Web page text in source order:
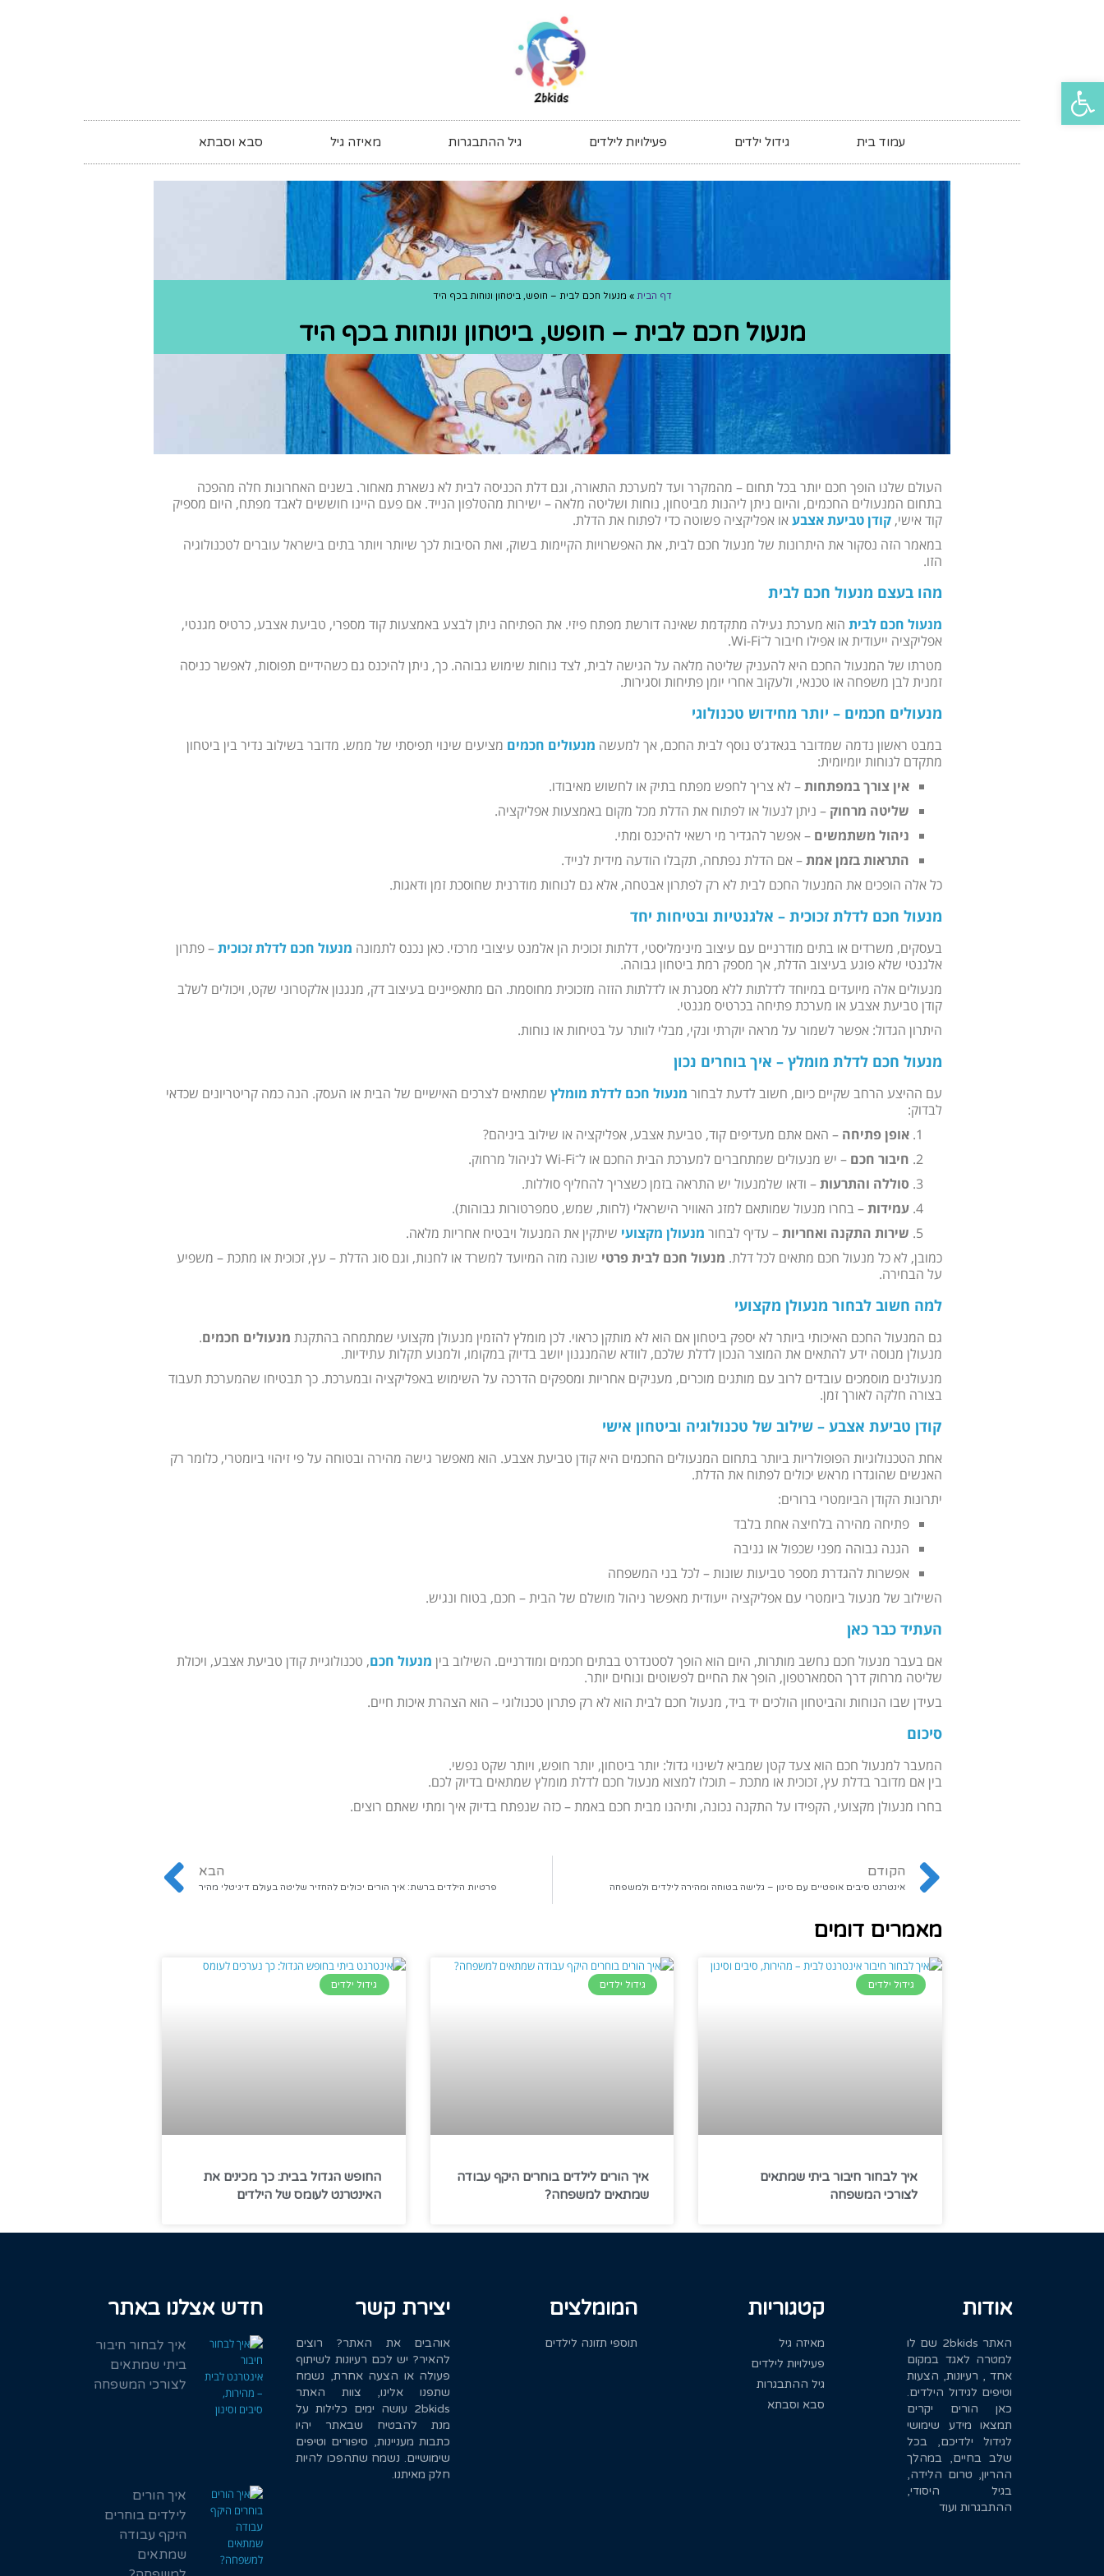
פתח סרגל נגישות
עמוד בית גידול ילדים פעילויות לילדים גיל ההתבגרות מאיזה גיל סבא וסבתא
דף הבית » מנעול חכם לבית – חופש, ביטחון ונוחות בכף היד
מנעול חכם לבית – חופש, ביטחון ונוחות בכף היד
העולם שלנו הופך חכם יותר בכל תחום – מהמקרר ועד למערכת התאורה, וגם דלת הכניסה לבית לא נשארת מאחור. בשנים האחרונות חלה מהפכה
בתחום המנעולים החכמים, והיום ניתן ליהנות מביטחון, נוחות ושליטה מלאה – ישירות מהטלפון הנייד. אם פעם היינו חוששים לאבד מפתח, היום מספיק
קוד אישי, קודן טביעת אצבע או אפליקציה פשוטה כדי לפתוח את הדלת.
במאמר הזה נסקור את היתרונות של מנעול חכם לבית, את האפשרויות הקיימות בשוק, ואת הסיבות לכך שיותר ויותר בתים בישראל עוברים לטכנולוגיה
הזו.
מהו בעצם מנעול חכם לבית
מנעול חכם לבית הוא מערכת נעילה מתקדמת שאינה דורשת מפתח פיזי. את הפתיחה ניתן לבצע באמצעות קוד מספרי, טביעת אצבע, כרטיס מגנטי,
אפליקציה ייעודית או אפילו חיבור ל־Wi-Fi.
מטרתו של המנעול החכם היא להעניק שליטה מלאה על הגישה לבית, לצד נוחות שימוש גבוהה. כך, ניתן להיכנס גם כשהידיים תפוסות, לאפשר כניסה
זמנית לבן משפחה או טכנאי, ולעקוב אחרי יומן פתיחות וסגירות.
מנעולים חכמים – יותר מחידוש טכנולוגי
במבט ראשון נדמה שמדובר בגאדג’ט נוסף לבית החכם, אך למעשה מנעולים חכמים מציעים שינוי תפיסתי של ממש. מדובר בשילוב נדיר בין ביטחון
מתקדם לנוחות יומיומית:
אין צורך במפתחות– לא צריך לחפש מפתח בתיק או לחשוש מאיבודו.
שליטה מרחוק – ניתן לנעול או לפתוח את הדלת מכל מקום באמצעות אפליקציה.
ניהול משתמשים – אפשר להגדיר מי רשאי להיכנס ומתי.
התראות בזמן אמת– אם הדלת נפתחה, תקבלו הודעה מידית לנייד.
כל אלה הופכים את המנעול החכם לבית לא רק לפתרון אבטחה, אלא גם לנוחות מודרנית שחוסכת זמן ודאגות.
מנעול חכם לדלת זכוכית – אלגנטיות ובטיחות יחד
בעסקים, משרדים או בתים מודרניים עם עיצוב מינימליסטי, דלתות זכוכית הן אלמנט עיצובי מרכזי. כאן נכנס לתמונה מנעול חכם לדלת זכוכית– פתרון
אלגנטי שלא פוגע בעיצוב הדלת, אך מספק רמת ביטחון גבוהה.
מנעולים אלה מיועדים במיוחד לדלתות ללא מסגרת או לדלתות הזזה מזכוכית מחוסמת. הם מתאפיינים בעיצוב דק, מנגנון אלקטרוני שקט, ויכולים לשלב
קודן טביעת אצבע או מערכת פתיחה בכרטיס מגנטי.
היתרון הגדול: אפשר לשמור על מראה יוקרתי ונקי, מבלי לוותר על בטיחות או נוחות.
מנעול חכם לדלת מומלץ – איך בוחרים נכון
עם ההיצע הרחב שקיים כיום, חשוב לדעת לבחור מנעול חכם לדלת מומלץ שמתאים לצרכים האישיים של הבית או העסק. הנה כמה קריטריונים שכדאי
לבדוק:
אופן פתיחה – האם אתם מעדיפים קוד, טביעת אצבע, אפליקציה או שילוב ביניהם?
חיבור חכם – יש מנעולים שמתחברים למערכת הבית החכם או ל־Wi-Fi לניהול מרחוק.
סוללה והתרעות– ודאו שלמנעול יש התראה בזמן כשצריך להחליף סוללות.
עמידות– בחרו מנעול שמותאם למזג האוויר הישראלי (לחות, שמש, טמפרטורות גבוהות).
שירות התקנה ואחריות– עדיף לבחור מנעולן מקצועי שיתקין את המנעול ויבטיח אחריות מלאה.
כמובן, לא כל מנעול חכם מתאים לכל דלת. מנעול חכם לבית פרטי שונה מזה המיועד למשרד או לחנות, וגם סוג הדלת – עץ, זכוכית או מתכת – משפיע
על הבחירה.
למה חשוב לבחור מנעולן מקצועי
גם המנעול החכם האיכותי ביותר לא יספק ביטחון אם הוא לא מותקן כראוי. לכן מומלץ להזמין מנעולן מקצועי שמתמחה בהתקנת מנעולים חכמים.
מנעולן מנוסה ידע להתאים את המוצר הנכון לדלת שלכם, לוודא שהמנגנון יושב בדיוק במקומו, ולמנוע תקלות עתידיות.
מנעולנים מוסמכים עובדים לרוב עם מותגים מוכרים, מעניקים אחריות ומספקים הדרכה על השימוש באפליקציה ובמערכת. כך תבטיחו שהמערכת תעבוד
בצורה חלקה לאורך זמן.
קודן טביעת אצבע – שילוב של טכנולוגיה וביטחון אישי
אחת הטכנולוגיות הפופולריות ביותר בתחום המנעולים החכמים היא קודן טביעת אצבע. הוא מאפשר גישה מהירה ובטוחה על פי זיהוי ביומטרי, כלומר רק
האנשים שהוגדרו מראש יכולים לפתוח את הדלת.
יתרונות הקודן הביומטרי ברורים:
פתיחה מהירה בלחיצה אחת בלבד
הגנה גבוהה מפני שכפול או גניבה
אפשרות להגדרת מספר טביעות שונות – לכל בני המשפחה
השילוב של מנעול ביומטרי עם אפליקציה ייעודית מאפשר ניהול מושלם של הבית – חכם, בטוח ונגיש.
העתיד כבר כאן
אם בעבר מנעול חכם נחשב מותרות, היום הוא הופך לסטנדרט בבתים חכמים ומודרניים. השילוב בין מנעול חכם, טכנולוגיית קודן טביעת אצבע, ויכולת
שליטה מרחוק דרך הסמארטפון, הופך את החיים לפשוטים ונוחים יותר.
בעידן שבו הנוחות והביטחון הולכים יד ביד, מנעול חכם לבית הוא לא רק פתרון טכנולוגי – הוא הצהרת איכות חיים.
סיכום
המעבר למנעול חכם הוא צעד קטן שמביא לשינוי גדול: יותר ביטחון, יותר חופש, ויותר שקט נפשי.
בין אם מדובר בדלת עץ, זכוכית או מתכת – תוכלו למצוא מנעול חכם לדלת מומלץ שמתאים בדיוק לכם.
בחרו מנעולן מקצועי, הקפידו על התקנה נכונה, ותיהנו מבית חכם באמת – כזה שנפתח בדיוק איך ומתי שאתם רוצים.
הקודם
אינטרנט סיבים אופטיים עם סינון – גלישה בטוחה ומהירה לילדים ולמשפחה
הבא
פרטיות הילדים ברשת: איך הורים יכולים להחזיר שליטה בעולם דיגיטלי מהיר
מאמרים דומים
גידול ילדים
איך לבחור חיבור ביתי שמתאים
לצורכי המשפחה
גידול ילדים
איך הורים לילדים בוחרים היקף עבודה
שמתאים למשפחה?
גידול ילדים
החופש הגדול בבית: כך מכינים את
האינטרנט לעומס של הילדים
אודות
האתר 2bkids שם לו
למטרה לאגד במקום
אחד , רעיונות, הצעות
וטיפים לגידול הילדים.
כאן הורים יקרים
תמצאו מידע שימושי
לגידול ילדיכם, בכל
שלב בחיים, במהלך
ההריון, טרום הלידה,
בגיל היסודי,
ההתבגרות ועוד
קטגוריות
מאיזה גיל
פעילויות לילדים
גיל ההתבגרות
סבא וסבתא
המומלצים
תוספי תזונה לילדים
יצירת קשר
אוהבים את האתר? רוצים
להאיר? יש לכם רעיונות לשיתוף
פעולה או הצעה אחרת, נשמח
שתפנו אלינו, צוות האתר
2bkids עושה ימים כלילות על
מנת להבטיח שבאתר יהיו
כתבות מעניינות, סיפורים וטיפים
שימושיים. נשמח שתהפכו להיות
חלק מאיתנו.
חדש אצלנו באתר
איך לבחור חיבור
ביתי שמתאים
לצורכי המשפחה
איך הורים
לילדים בוחרים
היקף עבודה
שמתאים